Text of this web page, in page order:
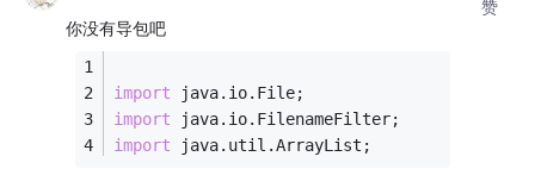
你没有导包吧
import java.io.File;
import java.io.FilenameFilter;
import java.util.ArrayList;
赞